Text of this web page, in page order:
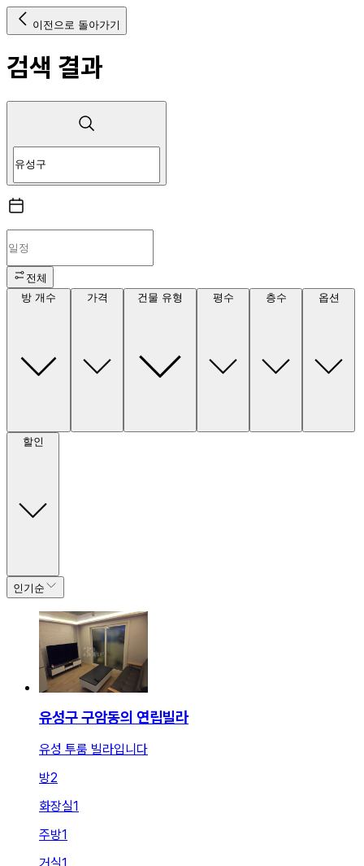
이전으로 돌아가기
검색 결과
전체
방 개수
가격 건물 유형 평수 층수 옵션
할인
인기순
유성구 구암동의 연립빌라
유성 투룸 빌라입니다
방2
화장실1
주방1